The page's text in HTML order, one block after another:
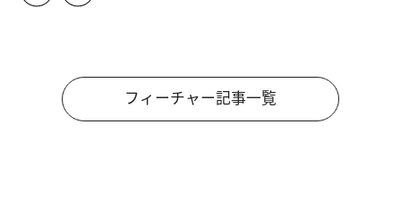
フィーチャー記事一覧